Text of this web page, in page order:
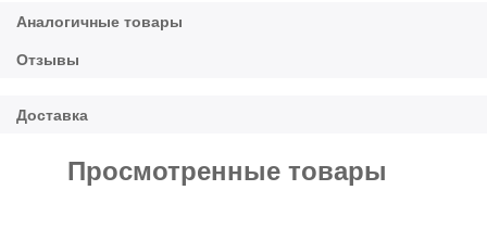
Просмотренные товары